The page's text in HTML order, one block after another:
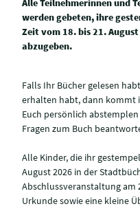
Alle Teilnehmerinnen und
werden gebeten, ihre
Zeit vom 18. bis 21.
abzugeben.
Falls Ihr Bücher gelesen
erhalten habt, dann kommt
Euch persönlich
Fragen zum Buch
Alle Kinder, die ihr
August 2026 in der
Abschlussveranstaltung am
Urkunde sowie eine kleine